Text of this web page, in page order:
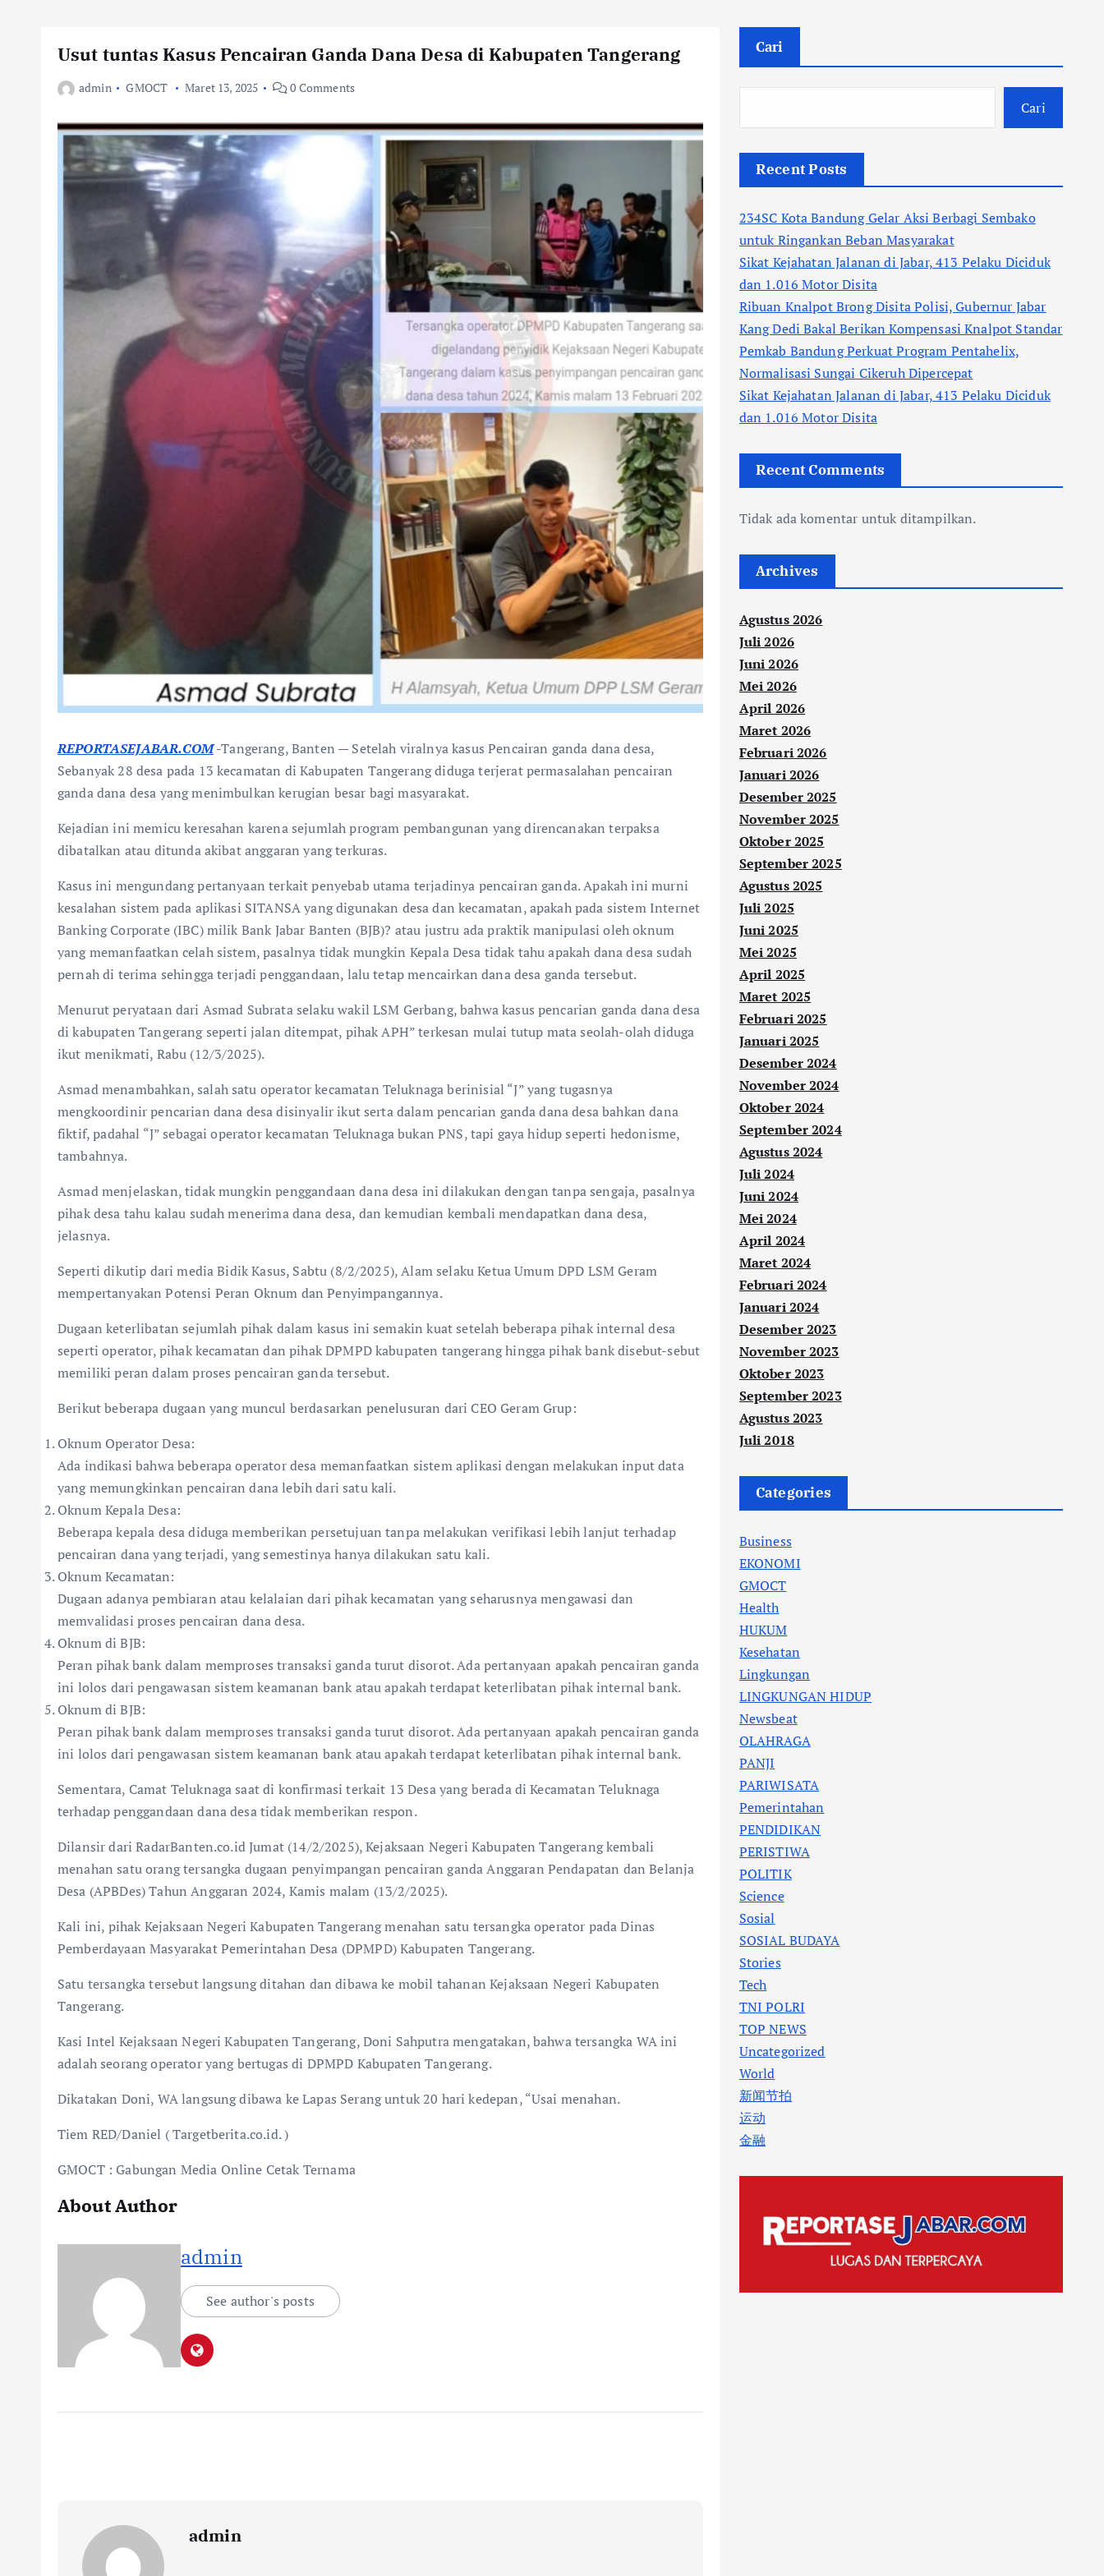
Usut tuntas Kasus Pencairan Ganda Dana Desa di Kabupaten Tangerang
admin GMOCT Maret 13, 2025 0 Comments
REPORTASEJABAR.COM-Tangerang, Banten — Setelah viralnya kasus Pencairan ganda dana desa,
Sebanyak 28 desa pada 13 kecamatan di Kabupaten Tangerang diduga terjerat permasalahan pencairan
ganda dana desa yang menimbulkan kerugian besar bagi masyarakat.
Kejadian ini memicu keresahan karena sejumlah program pembangunan yang direncanakan terpaksa
dibatalkan atau ditunda akibat anggaran yang terkuras.
Kasus ini mengundang pertanyaan terkait penyebab utama terjadinya pencairan ganda. Apakah ini murni
kesalahan sistem pada aplikasi SITANSA yang digunakan desa dan kecamatan, apakah pada sistem Internet
Banking Corporate (IBC) milik Bank Jabar Banten (BJB)? atau justru ada praktik manipulasi oleh oknum
yang memanfaatkan celah sistem, pasalnya tidak mungkin Kepala Desa tidak tahu apakah dana desa sudah
pernah di terima sehingga terjadi penggandaan, lalu tetap mencairkan dana desa ganda tersebut.
Menurut peryataan dari Asmad Subrata selaku wakil LSM Gerbang, bahwa kasus pencarian ganda dana desa
di kabupaten Tangerang seperti jalan ditempat, pihak APH” terkesan mulai tutup mata seolah-olah diduga
ikut menikmati, Rabu (12/3/2025).
Asmad menambahkan, salah satu operator kecamatan Teluknaga berinisial “J” yang tugasnya
mengkoordinir pencarian dana desa disinyalir ikut serta dalam pencarian ganda dana desa bahkan dana
fiktif, padahal “J” sebagai operator kecamatan Teluknaga bukan PNS, tapi gaya hidup seperti hedonisme,
tambahnya.
Asmad menjelaskan, tidak mungkin penggandaan dana desa ini dilakukan dengan tanpa sengaja, pasalnya
pihak desa tahu kalau sudah menerima dana desa, dan kemudian kembali mendapatkan dana desa,
jelasnya.
Seperti dikutip dari media Bidik Kasus, Sabtu (8/2/2025), Alam selaku Ketua Umum DPD LSM Geram
mempertanyakan Potensi Peran Oknum dan Penyimpangannya.
Dugaan keterlibatan sejumlah pihak dalam kasus ini semakin kuat setelah beberapa pihak internal desa
seperti operator, pihak kecamatan dan pihak DPMPD kabupaten tangerang hingga pihak bank disebut-sebut
memiliki peran dalam proses pencairan ganda tersebut.
Berikut beberapa dugaan yang muncul berdasarkan penelusuran dari CEO Geram Grup:
Oknum Operator Desa:
Ada indikasi bahwa beberapa operator desa memanfaatkan sistem aplikasi dengan melakukan input data
yang memungkinkan pencairan dana lebih dari satu kali.
Oknum Kepala Desa:
Beberapa kepala desa diduga memberikan persetujuan tanpa melakukan verifikasi lebih lanjut terhadap
pencairan dana yang terjadi, yang semestinya hanya dilakukan satu kali.
Oknum Kecamatan:
Dugaan adanya pembiaran atau kelalaian dari pihak kecamatan yang seharusnya mengawasi dan
memvalidasi proses pencairan dana desa.
Oknum di BJB:
Peran pihak bank dalam memproses transaksi ganda turut disorot. Ada pertanyaan apakah pencairan ganda
ini lolos dari pengawasan sistem keamanan bank atau apakah terdapat keterlibatan pihak internal bank.
Oknum di BJB:
Peran pihak bank dalam memproses transaksi ganda turut disorot. Ada pertanyaan apakah pencairan ganda
ini lolos dari pengawasan sistem keamanan bank atau apakah terdapat keterlibatan pihak internal bank.
Sementara, Camat Teluknaga saat di konfirmasi terkait 13 Desa yang berada di Kecamatan Teluknaga
terhadap penggandaan dana desa tidak memberikan respon.
Dilansir dari RadarBanten.co.id Jumat (14/2/2025), Kejaksaan Negeri Kabupaten Tangerang kembali
menahan satu orang tersangka dugaan penyimpangan pencairan ganda Anggaran Pendapatan dan Belanja
Desa (APBDes) Tahun Anggaran 2024, Kamis malam (13/2/2025).
Kali ini, pihak Kejaksaan Negeri Kabupaten Tangerang menahan satu tersangka operator pada Dinas
Pemberdayaan Masyarakat Pemerintahan Desa (DPMPD) Kabupaten Tangerang.
Satu tersangka tersebut langsung ditahan dan dibawa ke mobil tahanan Kejaksaan Negeri Kabupaten
Tangerang.
Kasi Intel Kejaksaan Negeri Kabupaten Tangerang, Doni Sahputra mengatakan, bahwa tersangka WA ini
adalah seorang operator yang bertugas di DPMPD Kabupaten Tangerang.
Dikatakan Doni, WA langsung dibawa ke Lapas Serang untuk 20 hari kedepan, “Usai menahan.
Tiem RED/Daniel ( Targetberita.co.id. )
GMOCT : Gabungan Media Online Cetak Ternama
About Author
admin
See author's posts
admin
Cari
Cari
Recent Posts
234SC Kota Bandung Gelar Aksi Berbagi Sembako
untuk Ringankan Beban Masyarakat
Sikat Kejahatan Jalanan di Jabar, 413 Pelaku Diciduk
dan 1.016 Motor Disita
Ribuan Knalpot Brong Disita Polisi, Gubernur Jabar
Kang Dedi Bakal Berikan Kompensasi Knalpot Standar
Pemkab Bandung Perkuat Program Pentahelix,
Normalisasi Sungai Cikeruh Dipercepat
Sikat Kejahatan Jalanan di Jabar, 413 Pelaku Diciduk
dan 1.016 Motor Disita
Recent Comments
Tidak ada komentar untuk ditampilkan.
Archives
Agustus 2026
Juli 2026
Juni 2026
Mei 2026
April 2026
Maret 2026
Februari 2026
Januari 2026
Desember 2025
November 2025
Oktober 2025
September 2025
Agustus 2025
Juli 2025
Juni 2025
Mei 2025
April 2025
Maret 2025
Februari 2025
Januari 2025
Desember 2024
November 2024
Oktober 2024
September 2024
Agustus 2024
Juli 2024
Juni 2024
Mei 2024
April 2024
Maret 2024
Februari 2024
Januari 2024
Desember 2023
November 2023
Oktober 2023
September 2023
Agustus 2023
Juli 2018
Categories
Business
EKONOMI
GMOCT
Health
HUKUM
Kesehatan
Lingkungan
LINGKUNGAN HIDUP
Newsbeat
OLAHRAGA
PANJI
PARIWISATA
Pemerintahan
PENDIDIKAN
PERISTIWA
POLITIK
Science
Sosial
SOSIAL BUDAYA
Stories
Tech
TNI POLRI
TOP NEWS
Uncategorized
World
新闻节拍
运动
金融